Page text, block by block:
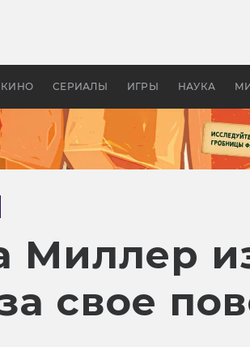
КИНО СЕРИАЛЫ ИГРЫ НАУКА
бы
Миллер
свое